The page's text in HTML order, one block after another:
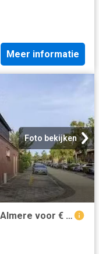
Meer informatie
Foto bekijken
Huis te koop Holbeinstraat 113 in Almere voor € 495.000